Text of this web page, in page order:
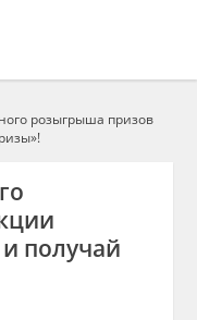
розыгрыша призов
получай